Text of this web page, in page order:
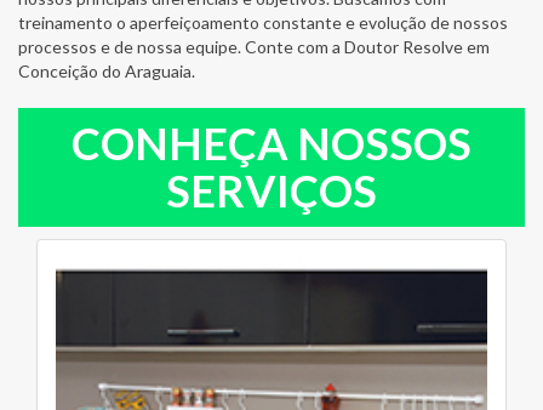
treinamento o aperfeiçoamento constante e evolução de nossos
processos e de nossa equipe. Conte com a Doutor Resolve em
Conceição do Araguaia.
CONHEÇA NOSSOS
SERVIÇOS